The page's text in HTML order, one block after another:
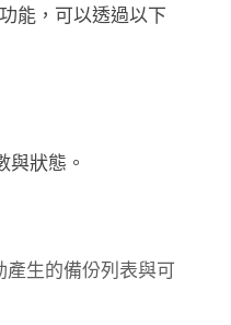
能，可以透過以下
與狀態。
生的備份列表與可